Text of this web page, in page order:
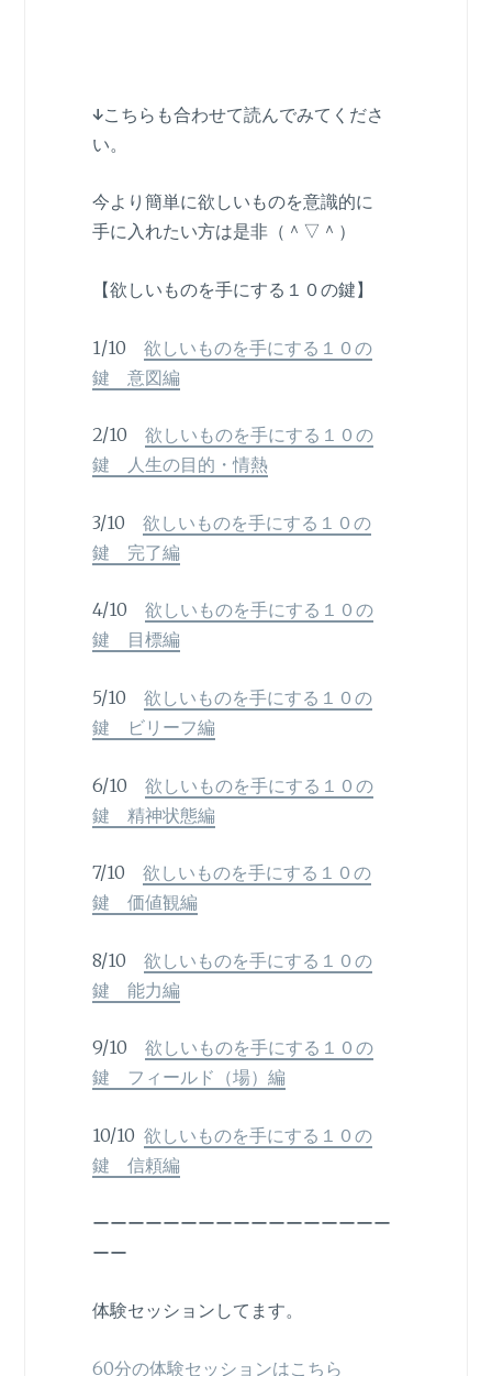
↓こちらも合わせて読んでみてくださ
い。
今より簡単に欲しいものを意識的に
手に入れたい方は是非（＾▽＾）
【欲しいものを手にする１０の鍵】
1/10 欲しいものを手にする１０の
鍵 意図編
2/10 欲しいものを手にする１０の
鍵 人生の目的・情熱
3/10 欲しいものを手にする１０の
鍵 完了編
4/10 欲しいものを手にする１０の
鍵 目標編
5/10 欲しいものを手にする１０の
鍵 ビリーフ編
6/10 欲しいものを手にする１０の
鍵 精神状態編
7/10 欲しいものを手にする１０の
鍵 価値観編
8/10 欲しいものを手にする１０の
鍵 能力編
9/10 欲しいものを手にする１０の
鍵 フィールド（場）編
10/10 欲しいものを手にする１０の
鍵 信頼編
ーーーーーーーーーーーーーーーーー
ーー
体験セッションしてます。
60分の体験セッションはこちら